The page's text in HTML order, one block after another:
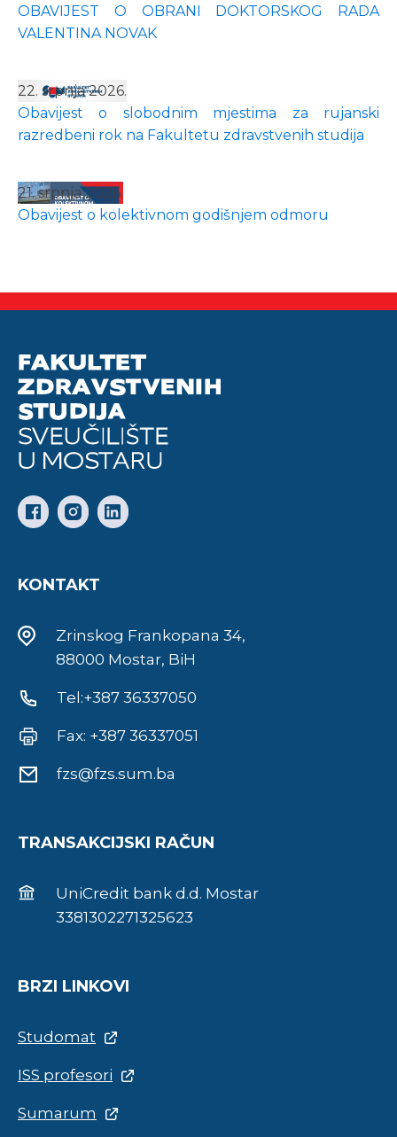
OBAVIJEST O OBRANI DOKTORSKOG RADA
VALENTINA NOVAK
22. srpnja 2026.
Obavijest o slobodnim mjestima za rujanski
razredbeni rok na Fakultetu zdravstvenih studija
21. srpnja 2026.
Obavijest o kolektivnom godišnjem odmoru
KONTAKT
Zrinskog Frankopana 34,
88000 Mostar, BiH
Tel:+387 36337050
Fax: +387 36337051
fzs@fzs.sum.ba
TRANSAKCIJSKI RAČUN
UniCredit bank d.d. Mostar
3381302271325623
BRZI LINKOVI
Studomat
ISS profesori
Sumarum